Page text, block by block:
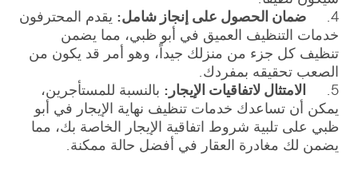
4.
ضمان الحصول على إنجاز شامل: يقدم المحترفون
خدمات التنظيف العميق في أبو ظبي، مما يضمن
تنظيف كل جزء من منزلك جيداً، وهو أمر قد يكون من
الصعب تحقيقه بمفردك.
5.
الامتثال لاتفاقيات الإيجار: بالنسبة للمستأجرين،
يمكن أن تساعدك خدمات تنظيف نهاية الإيجار في أبو
ظبي على تلبية شروط اتفاقية الإيجار الخاصة بك، مما
يضمن لك مغادرة العقار في أفضل حالة ممكنة.